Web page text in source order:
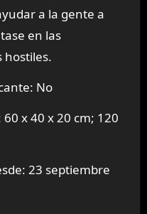
a la gente a
en las
hostiles.
No
x 40 x 20 cm; 120
23 septiembre